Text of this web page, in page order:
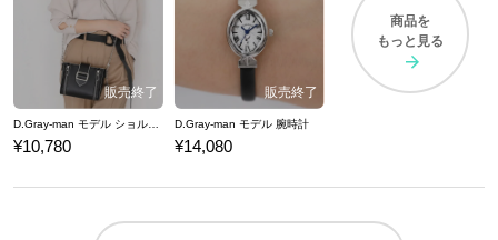
¥10,780
D.Gray-man モデル 腕時計
¥14,080
商品を
もっと見る